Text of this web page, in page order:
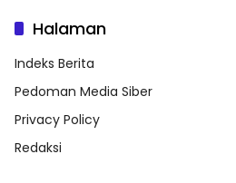
Halaman
Indeks Berita
Pedoman Media Siber
Privacy Policy
Redaksi